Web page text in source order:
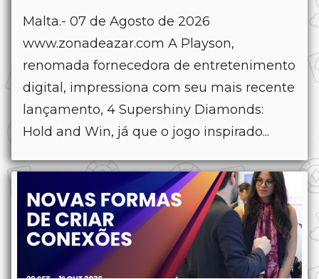
Malta.- 07 de Agosto de 2026
www.zonadeazar.com A Playson,
renomada fornecedora de entretenimento
digital, impressiona com seu mais recente
lançamento, 4 Supershiny Diamonds:
Hold and Win, já que o jogo inspirado...